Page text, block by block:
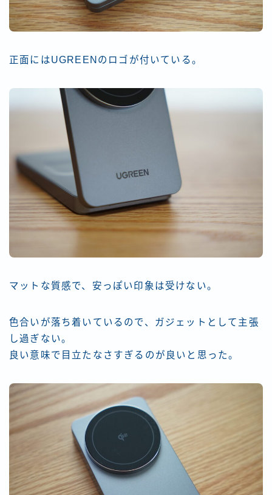
正面にはUGREENのロゴが付いている。
マットな質感で、安っぽい印象は受けない。
色合いが落ち着いているので、ガジェットとして主張
し過ぎない。
良い意味で目立たなさすぎるのが良いと思った。